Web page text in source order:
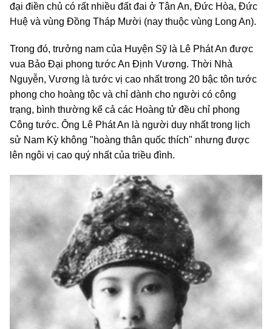
đại điền chủ có rất nhiều đất đai ở Tân An, Đức Hòa, Đức
Huệ và vùng Đồng Tháp Mười (nay thuộc vùng Long An).
Trong đó, trưởng nam của Huyện Sỹ là Lê Phát An được
vua Bảo Đại phong tước An Định Vương. Thời Nhà
Nguyễn, Vương là tước vị cao nhất trong 20 bậc tôn tước
phong cho hoàng tộc và chỉ dành cho người có công
trạng, bình thường kể cả các Hoàng tử đều chỉ phong
Công tước. Ông Lê Phát An là người duy nhất trong lịch
sử Nam Kỳ không "hoàng thân quốc thích" nhưng được
lên ngôi vị cao quý nhất của triều đình.